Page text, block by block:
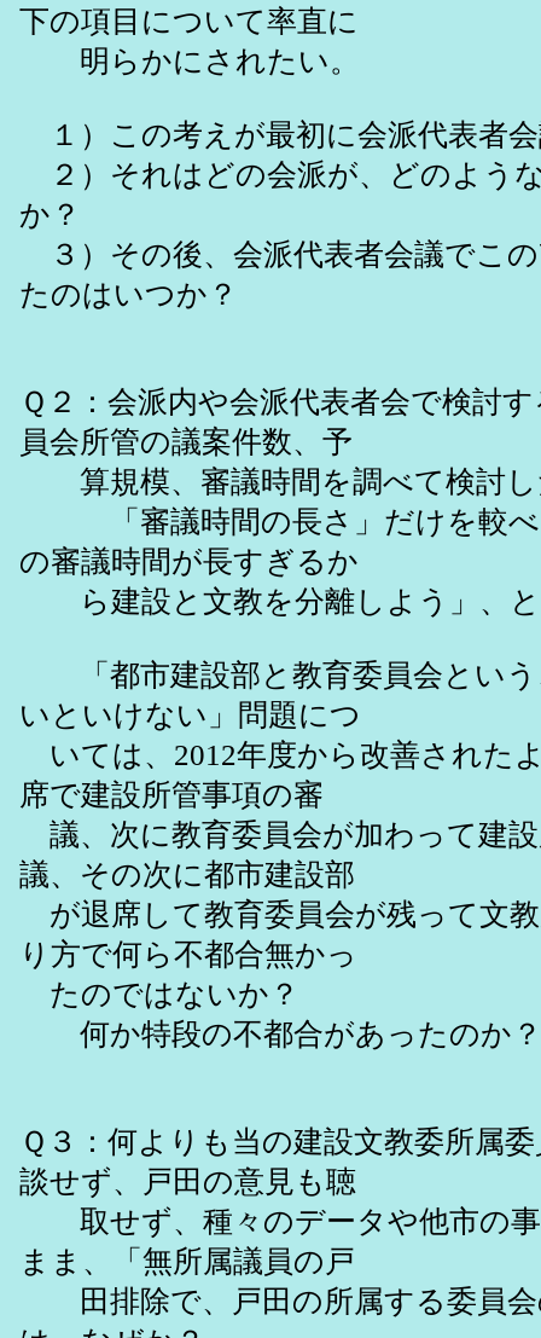
下の項目について率直に
明らかにされたい。
１）この考えが最初に会派代表者
２）それはどの会派が、どのよう
か？
３）その後、会派代表者会議でこ
たのはいつか？
Ｑ２：会派内や会派代表者会で検討
員会所管の議案件数、予
算規模、審議時間を調べて検討し
「審議時間の長さ」だけを較べ
の審議時間が長すぎるか
ら建設と文教を分離しよう」、と
「都市建設部と教育委員会という
いといけない」問題につ
いては、2012年度から改善された
席で建設所管事項の審
議、次に教育委員会が加わって建
議、その次に都市建設部
が退席して教育委員会が残って文
り方で何ら不都合無かっ
たのではないか？
何か特段の不都合があったのか？
Ｑ３：何よりも当の建設文教委所属
談せず、戸田の意見も聴
取せず、種々のデータや他市の事
まま、「無所属議員の戸
田排除で、戸田の所属する委員会